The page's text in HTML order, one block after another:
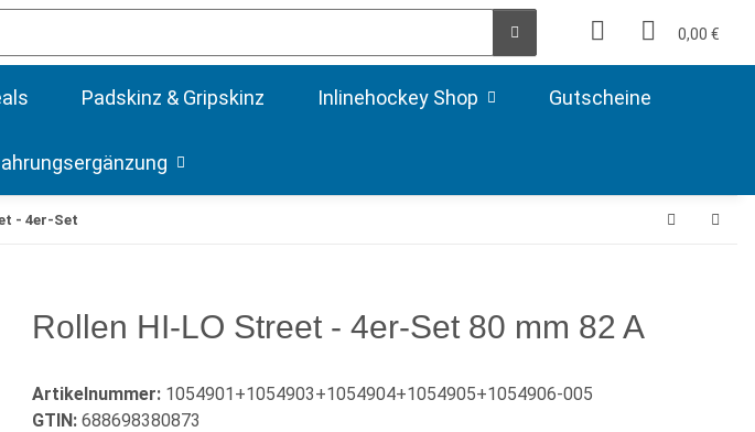
0,00 €
Padskinz & Gripskinz Inlinehockey Shop Gutscheine
- 4er-Set
Rollen HI-LO Street - 4er-Set 80 mm 82 A
Artikelnummer: 1054901+1054903+1054904+1054905+1054906-005
GTIN: 688698380873